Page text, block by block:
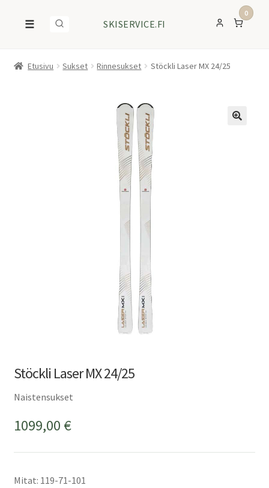
☰ SKISERVICE.FI
0
Etusivu Sukset Rinnesukset Stöckli Laser MX 24/25
Stöckli Laser MX 24/25
Naistensukset
1099,00 €
Mitat: 119-71-101